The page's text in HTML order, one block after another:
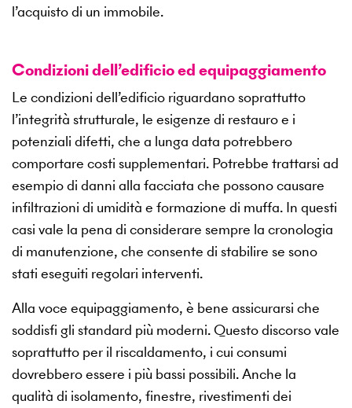
l’acquisto di un immobile.
Condizioni dell’edificio ed equipaggiamento
Le condizioni dell’edificio riguardano soprattutto
l’integrità strutturale, le esigenze di restauro e i
potenziali difetti, che a lunga data potrebbero
comportare costi supplementari. Potrebbe trattarsi ad
esempio di danni alla facciata che possono causare
infiltrazioni di umidità e formazione di muffa. In questi
casi vale la pena di considerare sempre la cronologia
di manutenzione, che consente di stabilire se sono
stati eseguiti regolari interventi.
Alla voce equipaggiamento, è bene assicurarsi che
soddisfi gli standard più moderni. Questo discorso vale
soprattutto per il riscaldamento, i cui consumi
dovrebbero essere i più bassi possibili. Anche la
qualità di isolamento, finestre, rivestimenti dei